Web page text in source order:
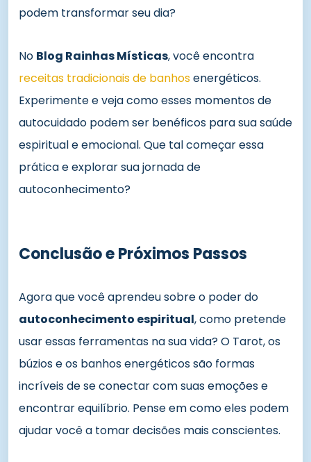
podem transformar seu dia?
No Blog Rainhas Místicas, você encontra
receitas tradicionais de banhosenergéticos.
Experimente e veja como esses momentos de
autocuidado podem ser benéficos para sua saúde
espiritual e emocional. Que tal começar essa
prática e explorar sua jornada de
autoconhecimento?
Conclusão e Próximos Passos
Agora que você aprendeu sobre o poder do
autoconhecimento espiritual, como pretende
usar essas ferramentas na sua vida? O Tarot, os
búzios e os banhos energéticos são formas
incríveis de se conectar com suas emoções e
encontrar equilíbrio. Pense em como eles podem
ajudar você a tomar decisões mais conscientes.